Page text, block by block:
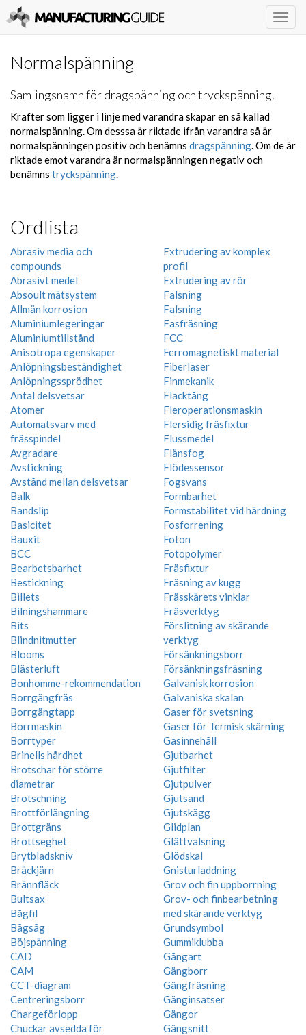
Normalspänning
Samlingsnamn för dragspänning och tryckspänning.
Krafter som ligger i linje med varandra skapar en så kallad
normalspänning. Om desssa är riktade ifrån varandra så är
normalspänningen positiv och benämns dragspänning. Om de är
riktade emot varandra är normalspänningen negativ och
benämns tryckspänning.
Ordlista
Abrasiv media och
compounds
Abrasivt medel
Absoult mätsystem
Allmän korrosion
Aluminiumlegeringar
Aluminiumtillstånd
Anisotropa egenskaper
Anlöpningsbeständighet
Anlöpningssprödhet
Antal delsvetsar
Atomer
Automatsvarv med
frässpindel
Avgradare
Avstickning
Avstånd mellan delsvetsar
Balk
Bandslip
Basicitet
Bauxit
BCC
Bearbetsbarhet
Bestickning
Billets
Bilningshammare
Bits
Blindnitmutter
Blooms
Blästerluft
Bonhomme-rekommendation
Borrgängfräs
Borrgängtapp
Borrmaskin
Borrtyper
Brinells hårdhet
Brotschar för större
diametrar
Brotschning
Brottförlängning
Brottgräns
Brottseghet
Brytbladskniv
Bräckjärn
Brännfläck
Bultsax
Bågfil
Bågsåg
Böjspänning
CAD
CAM
CCT-diagram
Centreringsborr
Chargeförlopp
Chuckar avsedda för
Extrudering av komplex
profil
Extrudering av rör
Falsning
Falsning
Fasfräsning
FCC
Ferromagnetiskt material
Fiberlaser
Finmekanik
Flacktång
Fleroperationsmaskin
Flersidig fräsfixtur
Flussmedel
Flänsfog
Flödessensor
Fogsvans
Formbarhet
Formstabilitet vid härdning
Fosforrening
Foton
Fotopolymer
Fräsfixtur
Fräsning av kugg
Frässkärets vinklar
Fräsverktyg
Förslitning av skärande
verktyg
Försänkningsborr
Försänkningsfräsning
Galvanisk korrosion
Galvaniska skalan
Gaser för svetsning
Gaser för Termisk skärning
Gasinnehåll
Gjutbarhet
Gjutfilter
Gjutpulver
Gjutsand
Gjutskägg
Glidplan
Glättvalsning
Glödskal
Gnisturladdning
Grov och fin uppborrning
Grov- och finbearbetning
med skärande verktyg
Grundsymbol
Gummiklubba
Gångart
Gängborr
Gängfräsning
Gänginsatser
Gängor
Gängsnitt